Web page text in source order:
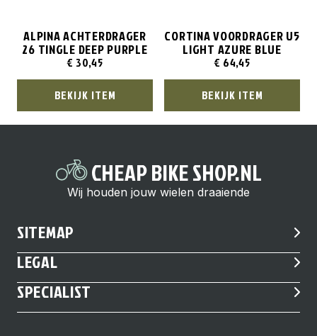
ALPINA ACHTERDRAGER
26 TINGLE DEEP PURPLE
€ 30,45
BEKIJK ITEM
CORTINA VOORDRAGER U5
LIGHT AZURE BLUE
€ 64,45
BEKIJK ITEM
CHEAP BIKE SHOP.NL
Wij houden jouw wielen draaiende
SITEMAP
LEGAL
SPECIALIST